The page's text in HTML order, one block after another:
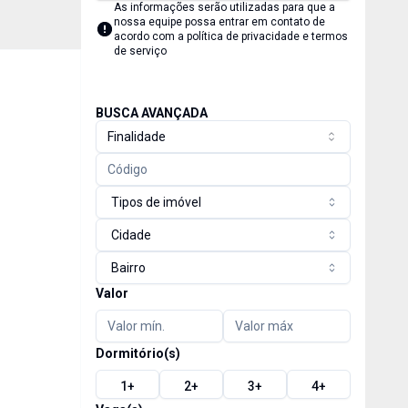
As informações serão utilizadas para que a
nossa equipe possa entrar em contato de
acordo com a política de privacidade e termos
de serviço
BUSCA AVANÇADA
Finalidade
Tipos de imóvel
Cidade
Bairro
Valor
Dormitório(s)
1+ 2+ 3+ 4+